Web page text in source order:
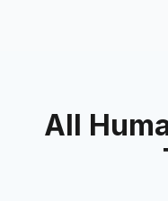
All